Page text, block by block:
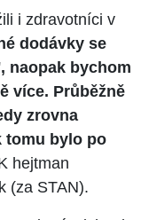
i zdravotníci v
dodávky se
naopak bychom
více. Průběžně
zrovna
tomu bylo po
hejtman
(za STAN).